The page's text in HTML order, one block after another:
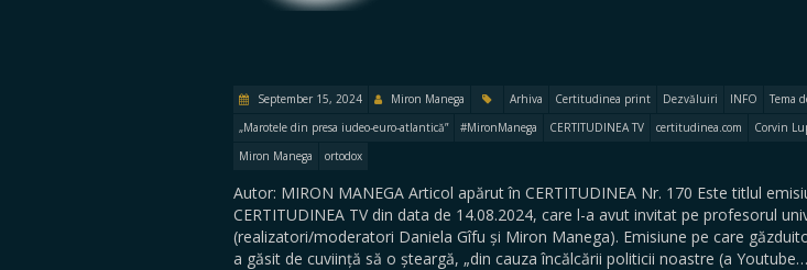
September 15, 2024 Miron Manega Arhiva Certitudinea print Dezvăluiri INFO Tema
„Marotele din presa iudeo-euro-atlantică”
#MironManega CERTITUDINEA TV certitudinea.com Corvin
Miron Manega
ortodox
Autor: MIRON MANEGA Articol apărut în CERTITUDINEA Nr. 170 Este titlul
CERTITUDINEA TV din data de 14.08.2024, care l-a avut invitat pe profesorul
(realizatori/moderatori Daniela Gîfu și Miron Manega). Emisiune pe care
a găsit de cuviință să o șteargă, „din cauza încălcării politicii noastre (a Youtube…